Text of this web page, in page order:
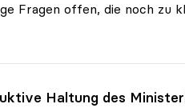
Fragen offen, die noch zu
Haltung des